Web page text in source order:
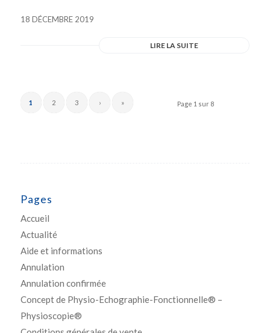
18 DÉCEMBRE 2019
LIRE LA SUITE
Page 1 sur 8
1 2 3 › »
Pages
Accueil
Actualité
Aide et informations
Annulation
Annulation confirmée
Concept de Physio-Echographie-Fonctionnelle® –
Physioscopie®